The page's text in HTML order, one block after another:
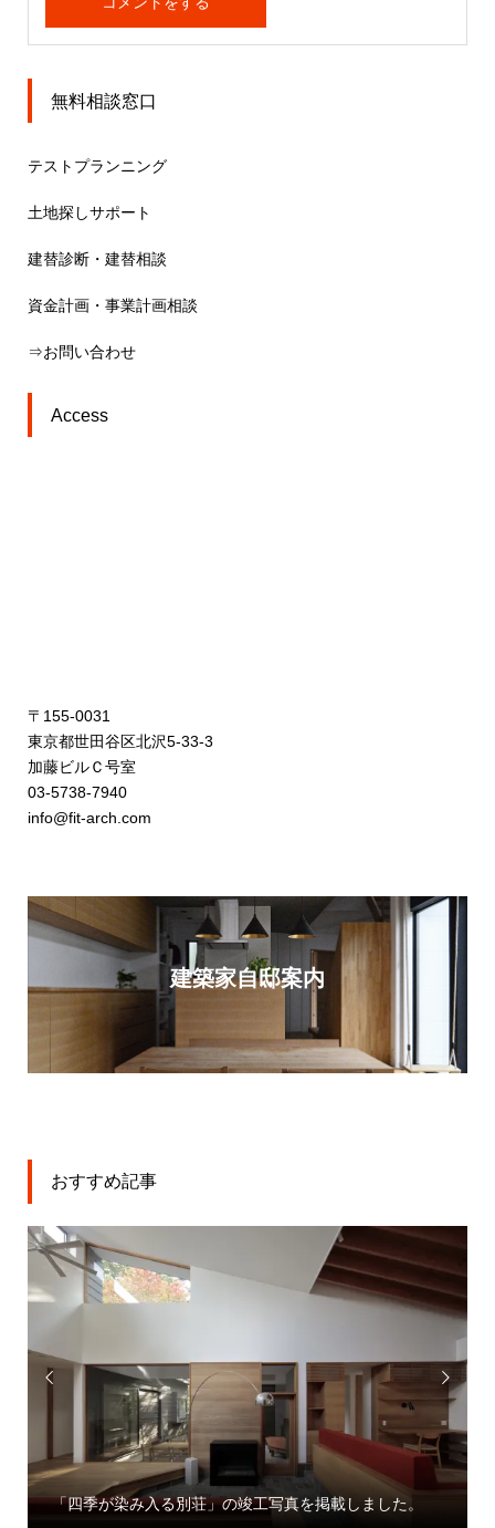
無料相談窓口
テストプランニング
土地探しサポート
建替診断・建替相談
資金計画・事業計画相談
⇒お問い合わせ
Access
〒155-0031
東京都世田谷区北沢5-33-3
加藤ビルＣ号室
03-5738-7940
info@fit-arch.com
建築家自邸案内
おすすめ記事

「四季が染み入る別荘」の竣工写真を掲載しました。
